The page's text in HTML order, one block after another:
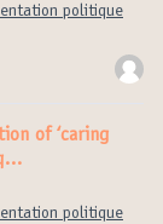
politique
of ‘caring
politique